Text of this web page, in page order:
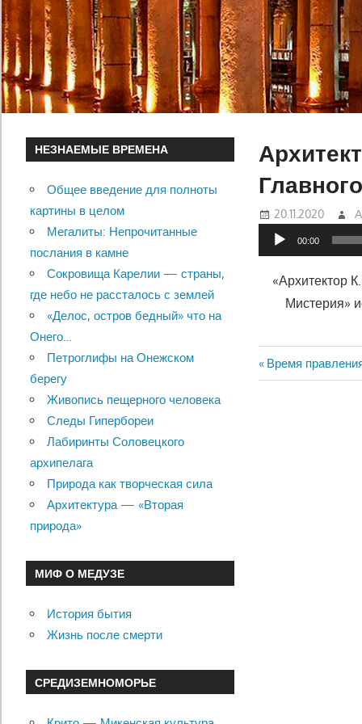
20.11.2020
Аудиоплеер
00:00
«Архитектор
Мистерия»
Previous
Post:
Время
НЕЗНАЕМЫЕ ВРЕМЕНА
Общее введение для полноты
картины в целом
Мегалиты: Непрочитанные
послания в камне
Сокровища Карелии — страны,
где небо не рассталось с землей
«Делос, остров бедный» что на
Онего…
Петроглифы на Онежском
берегу
Живопись пещерного человека
Следы Гипербореи
Лабиринты Соловецкого
архипелага
Природа как творческая сила
Архитектура — «Вторая
природа»
МИФ О МЕДУЗЕ
История бытия
Жизнь после смерти
СРЕДИЗЕМНОМОРЬЕ